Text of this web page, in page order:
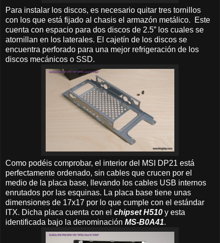
Para instalar los discos, es necesario quitar tres tornillos
con los que está fijado al chasis el armazón metálico. Este
cuenta con espacio para dos discos de 2.5” los cuales se
atornillan en los laterales. El cajetín de los discos se
encuentra perforado para una mejor refrigeración de los
discos mecánicos o SSD.
Como podéis comprobar, el interior del MSI DP21 está
perfectamente ordenado, sin cables que crucen por el
medio de la placa base, llevando los cables USB internos
enrutados por las esquinas. La placa base tiene unas
dimensiones de 17x17 por lo que cumple con el estándar
ITX. Dicha placa cuenta con el chipset H510 y esta
identificada bajo la denominación MS-B0A41.